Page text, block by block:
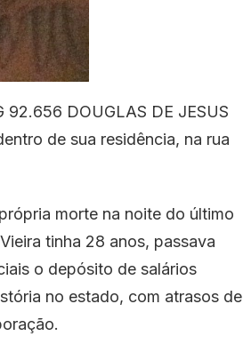
92.656 DOUGLAS DE JESUS
de sua residência, na rua
morte na noite do último
tinha 28 anos, passava
o depósito de salários
no estado, com atrasos de